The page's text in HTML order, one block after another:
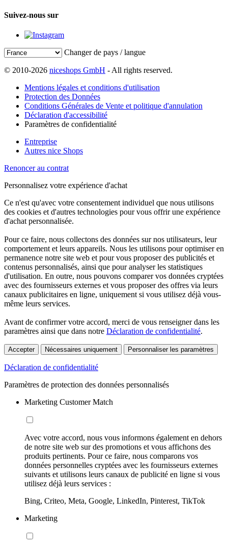
Suivez-nous sur
Changer de pays / langue
© 2010-2026 niceshops GmbH - All rights reserved.
Mentions légales et conditions d'utilisation
Protection des Données
Conditions Générales de Vente et politique d'annulation
Déclaration d'accessibilité
Paramètres de confidentialité
Entreprise
Autres nice Shops
Renoncer au contrat
Personnalisez votre expérience d'achat
Ce n'est qu'avec votre consentement individuel que nous utilisons
des cookies et d'autres technologies pour vous offrir une expérience
d'achat personnalisée.
Pour ce faire, nous collectons des données sur nos utilisateurs, leur
comportement et leurs appareils. Nous les utilisons pour optimiser en
permanence notre site web et pour vous proposer des publicités et
contenus personnalisés, ainsi que pour analyser les statistiques
d'utilisation. En outre, nous pouvons comparer vos données cryptées
avec des fournisseurs externes et vous proposer des offres via leurs
canaux publicitaires en ligne, uniquement si vous utilisez déjà vous-
même leurs services.
Avant de confirmer votre accord, merci de vous renseigner dans les
paramètres ainsi que dans notre Déclaration de confidentialité.
Accepter Nécessaires uniquement Personnaliser les paramètres
Déclaration de confidentialité
Paramètres de protection des données personnalisés
Marketing Customer Match
Avec votre accord, nous vous informons également en dehors
de notre site web sur des promotions et vous affichons des
produits pertinents. Pour ce faire, nous comparons vos
données personnelles cryptées avec les fournisseurs externes
suivants et utilisons leurs canaux de publicité en ligne si vous
utilisez déjà leurs services :
Bing, Criteo, Meta, Google, LinkedIn, Pinterest, TikTok
Marketing